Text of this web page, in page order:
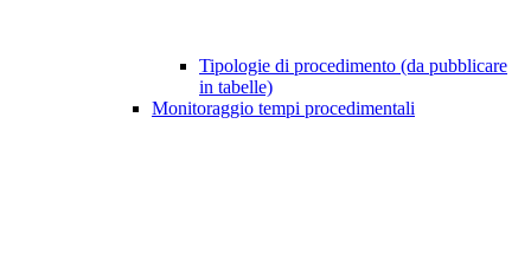
Tipologie di procedimento (da pubblicare
in tabelle)
Monitoraggio tempi procedimentali